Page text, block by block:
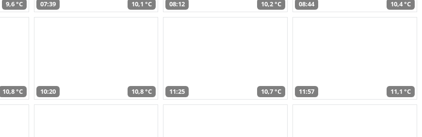
9,6 °C 07:39 10,1 °C 08:12 10,2 °C 08:44 10,4 °C
10,8 °C 10:20 10,8 °C 11:25 10,7 °C 11:57 11,1 °C